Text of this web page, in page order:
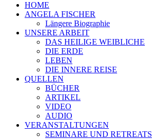
HOME
ANGELA FISCHER
Längere Biographie
UNSERE ARBEIT
DAS HEILIGE WEIBLICHE
DIE ERDE
LEBEN
DIE INNERE REISE
QUELLEN
BÜCHER
ARTIKEL
VIDEO
AUDIO
VERANSTALTUNGEN
SEMINARE UND RETREATS